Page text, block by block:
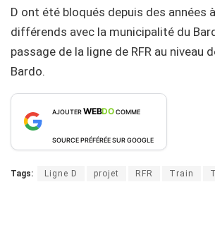
D ont été bloqués depuis des années
différends avec la municipalité du
passage de la ligne de RFR au niveau
Bardo.
AJOUTERWEBDOCOMME
SOURCE PRÉFÉRÉE SUR GOOGLE
Tags: Ligne D projet RFR Train